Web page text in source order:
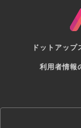
ドットアップ
利用者情報